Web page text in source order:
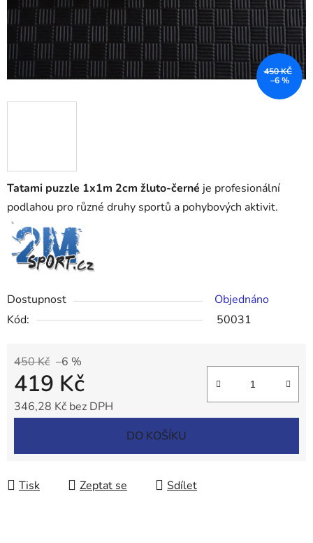
Tatami puzzle 1x1m 2cm žluto-černé je profesionální
podlahou pro různé druhy sportů a pohybových aktivit.
Dostupnost
Objednáno
Kód:
50031
450 Kč –6 %
419 Kč
346,28 Kč bez DPH
DO KOŠÍKU
Tisk Zeptat se Sdílet
450 KČ
–6 %